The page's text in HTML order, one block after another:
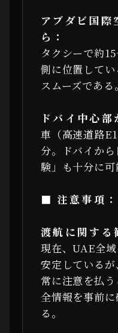
アブダビ国
ら：
タクシーで約
側に位置して
スムーズである。
ドバイ中心部
車（高速道路
分。ドバイか
験」も十分に可
■ 注意事項：
渡航に関する
現在、UAE全
安定している
常に注意を払
全情報を事前
る。